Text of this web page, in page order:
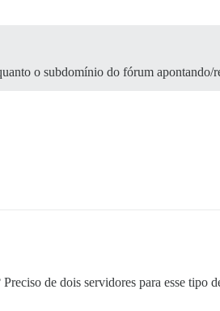
o subdomínio do fórum apontando/
de dois servidores para esse tipo